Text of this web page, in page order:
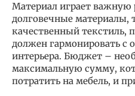
Материал играет важную
долговечные материалы,
качественный текстиль,
должен гармонировать с
интерьера. Бюджет –
максимальную сумму,
потратить на мебель, и